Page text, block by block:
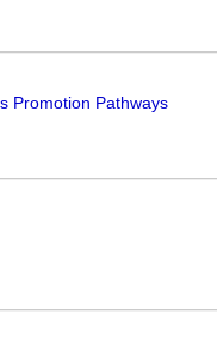
Promotion Pathways